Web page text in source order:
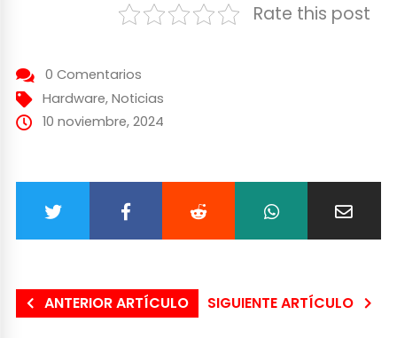
Rate this post
0 Comentarios
Hardware, Noticias
10 noviembre, 2024
ANTERIOR ARTÍCULO SIGUIENTE ARTÍCULO